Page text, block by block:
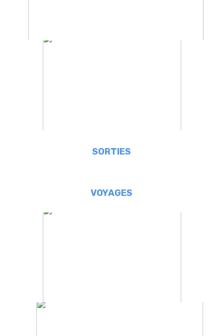
SORTIES
VOYAGES